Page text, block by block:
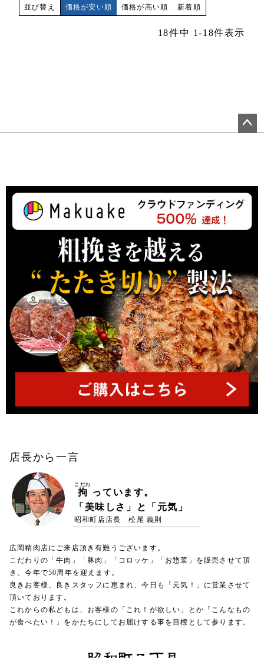
並び替え 価格が安い順 価格が高い順 新着順
18件中 1-18件表示
ト
ッ
へ
店長から一言
拘
こだわ
っています。
「美味しさ」と「元気」
昭和町店店長 松尾 義則
広岡精肉店にご来店頂き有難うございます。
こだわりの「牛肉」「豚肉」「コロッケ」「お惣菜」を販売させて頂
き、今年で50周年を迎えます。
良きお客様、良きスタッフに恵まれ、今日も「元気！」に営業させて
頂いております。
これからの私どもは、お客様の「これ！が欲しい」とか「こんなもの
が食べたい！」をかたちにしてお届けする事を目標として参ります。